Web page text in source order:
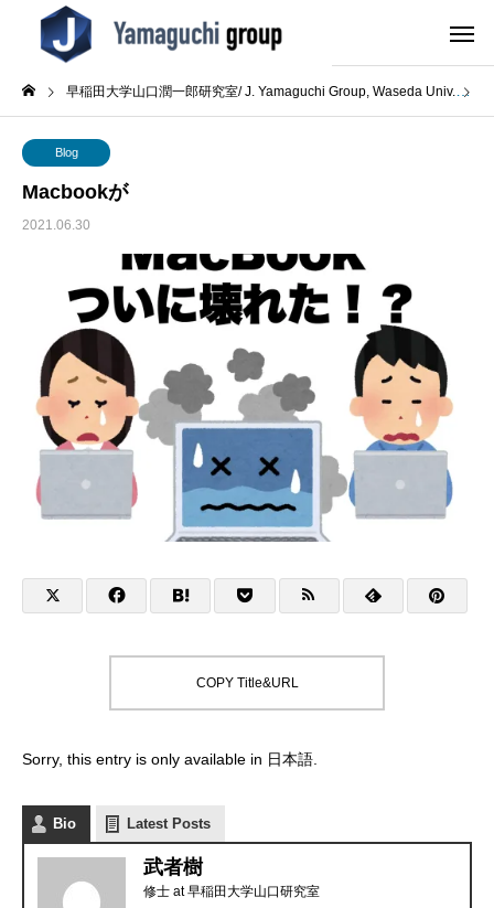
早稲田大学山口潤一郎研究室/ J. Yamaguchi Group, Waseda Univ.
Blog
Macbookが
2021.06.30
COPY Title&URL
Sorry, this entry is only available in 日本語
Bio Latest Posts
武者樹
修士 at早稲田大学山口研究室